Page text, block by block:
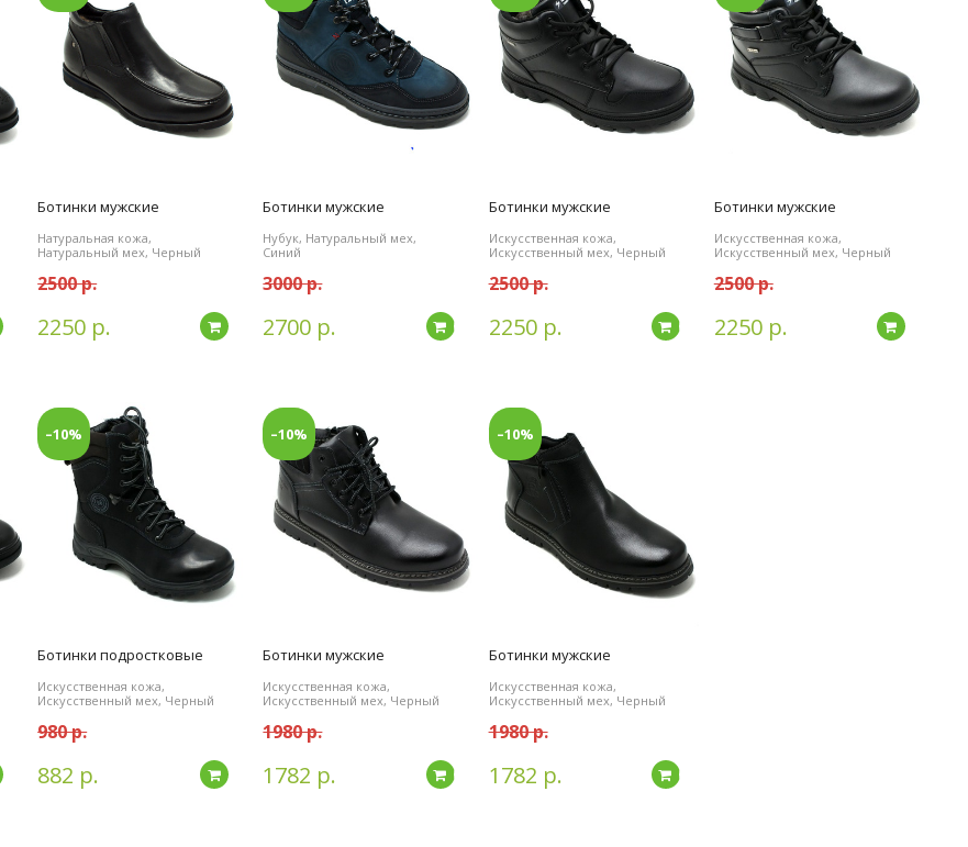
Подробнее
Ботинки мужские
Натуральная кожа,
Натуральный мех, Черный
2500 р.
2250 р. Подробнее
Ботинки мужские
Нубук, Натуральный мех,
Синий
3000 р.
2700 р. Подробнее
Ботинки мужские
Искусственная кожа,
Искусственный мех, Черный
2500 р.
2250 р. Подробнее
Ботинки мужские
Искусственная кожа,
Искусственный мех, Черный
2500 р.
2250 р.
Подробнее
–10%
Ботинки подростковые
Искусственная кожа,
Искусственный мех, Черный
980 р.
882 р. Подробнее
–10%
Ботинки мужские
Искусственная кожа,
Искусственный мех, Черный
1980 р.
1782 р. Подробнее
–10%
Ботинки мужские
Искусственная кожа,
Искусственный мех, Черный
1980 р.
1782 р. Подробнее